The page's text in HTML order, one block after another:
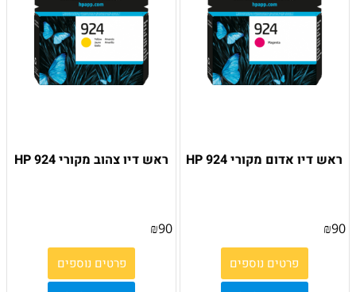
ראש דיו אדום מקורי HP 924
₪90
פרטים נוספים
ראש דיו צהוב מקורי HP 924
₪90
פרטים נוספים